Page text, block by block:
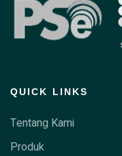
QUICK LINKS
Tentang Kami
Produk